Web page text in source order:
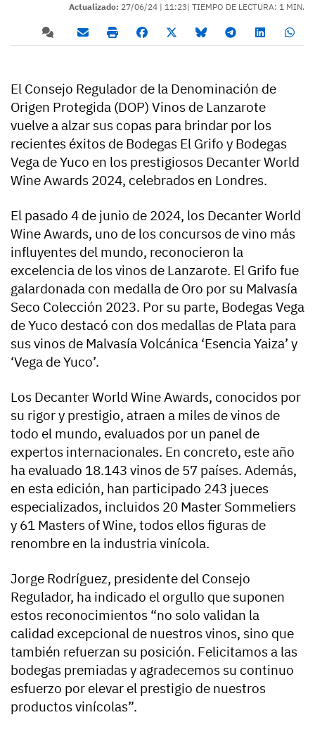
Actualizado: 27/06/24 | 11:23| TIEMPO DE LECTURA: 1 MIN.
El Consejo Regulador de la Denominación de
Origen Protegida (DOP) Vinos de Lanzarote
vuelve a alzar sus copas para brindar por los
recientes éxitos de Bodegas El Grifo y Bodegas
Vega de Yuco en los prestigiosos Decanter World
Wine Awards 2024, celebrados en Londres.
El pasado 4 de junio de 2024, los Decanter World
Wine Awards, uno de los concursos de vino más
influyentes del mundo, reconocieron la
excelencia de los vinos de Lanzarote. El Grifo fue
galardonada con medalla de Oro por su Malvasía
Seco Colección 2023. Por su parte, Bodegas Vega
de Yuco destacó con dos medallas de Plata para
sus vinos de Malvasía Volcánica ‘Esencia Yaiza’ y
‘Vega de Yuco’.
Los Decanter World Wine Awards, conocidos por
su rigor y prestigio, atraen a miles de vinos de
todo el mundo, evaluados por un panel de
expertos internacionales. En concreto, este año
ha evaluado 18.143 vinos de 57 países. Además,
en esta edición, han participado 243 jueces
especializados, incluidos 20 Master Sommeliers
y 61 Masters of Wine, todos ellos figuras de
renombre en la industria vinícola.
Jorge Rodríguez, presidente del Consejo
Regulador, ha indicado el orgullo que suponen
estos reconocimientos “no solo validan la
calidad excepcional de nuestros vinos, sino que
también refuerzan su posición. Felicitamos a las
bodegas premiadas y agradecemos su continuo
esfuerzo por elevar el prestigio de nuestros
productos vinícolas”.